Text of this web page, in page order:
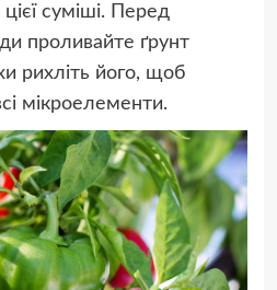
суміші. Перед
проливайте ґрунт
рихліть його, щоб
мікроелементи.